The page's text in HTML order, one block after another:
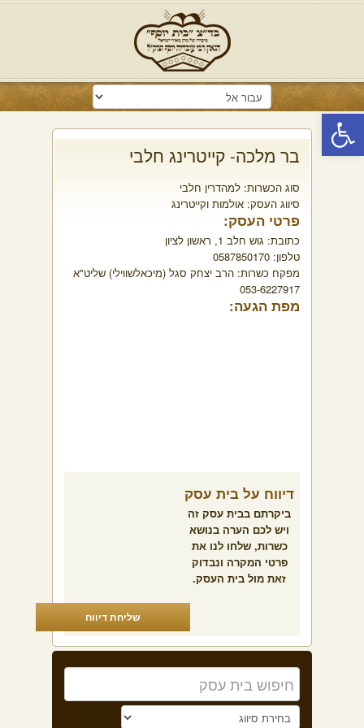
פתח סרגל נגישות
בר מלכה- קייטרינג חלבי
סוג הכשרות: למהדרין חלבי
סיווג העסק: אולמות וקייטרינג
פרטי העסק:
כתובת: גוש חלב 1, ראשון לציון
טלפון: 0587850170
מפקח כשרות: הרב יצחק סגל (מיכאלשווילי) שליט"א
053-6227917
מפת הגעה:
דיווח על בית עסק
ביקרתם בבית עסק זה
ויש לכם הערה בנושא
כשרות, שלחו לנו את
פרטי המקרה ונבדוק
זאת מול בית העסק.
שליחת דיווח